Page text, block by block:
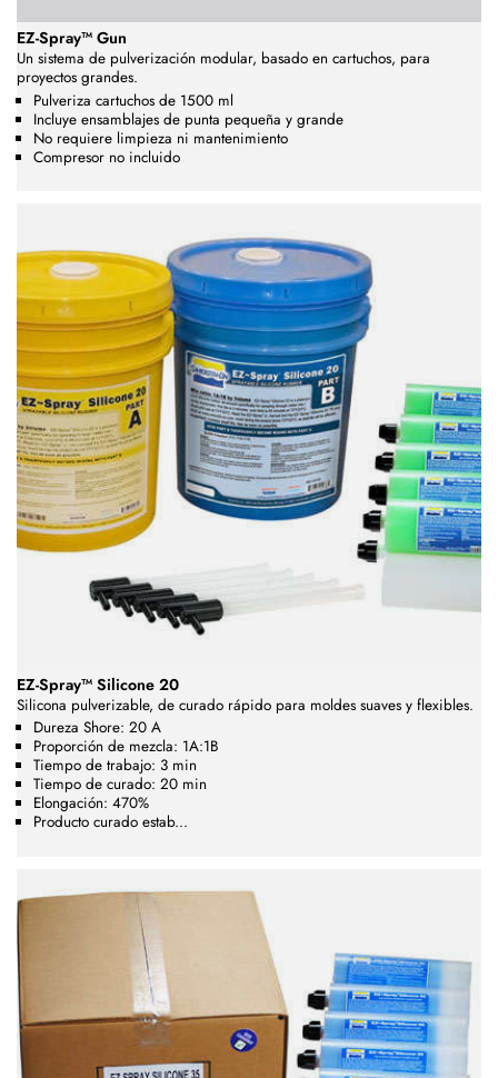
EZ-Spray™ Gun
Un sistema de pulverización modular, basado en cartuchos, para
proyectos grandes.
Pulveriza cartuchos de 1500 ml
Incluye ensamblajes de punta pequeña y grande
No requiere limpieza ni mantenimiento
Compresor no incluido
EZ-Spray™ Silicone 20
Silicona pulverizable, de curado rápido para moldes suaves y flexibles.
Dureza Shore: 20 A
Proporción de mezcla: 1A:1B
Tiempo de trabajo: 3 min
Tiempo de curado: 20 min
Elongación: 470%
Producto curado estab...